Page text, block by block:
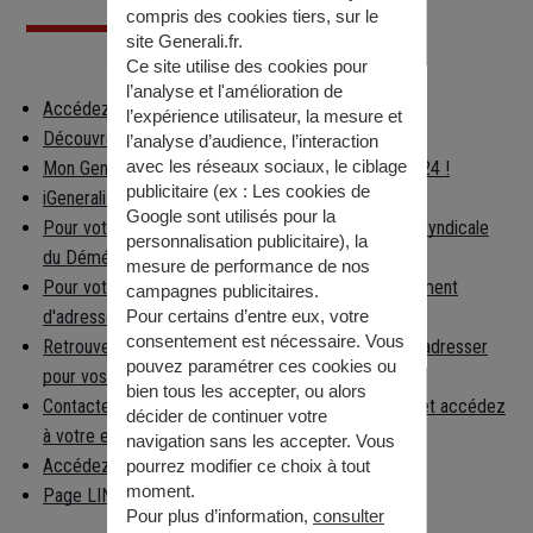
Accédez à votre espace client
Découvrez les applications Generali
Mon Generali : en relation avec votre assureur 24h/24 !
iGenerali : votre épargne dans votre poche !
Pour votre déménagement, consultez la Chambre Syndicale
du Déménagement
Pour votre déménagement, déclarez votre changement
d'adresse
Retrouvez facilement la préfecture à laquelle vous adresser
pour vos démarches
Contactez la caisse nationale d'Assurance Maladie et accédez
à votre espace per…
Accédez aux informations règlementaires
Page LINKEDIN
compris des cookies tiers, sur le
site Generali.fr.
Ce site utilise des cookies pour
l’analyse et l'amélioration de
l’expérience utilisateur, la mesure et
l’analyse d’audience, l’interaction
avec les réseaux sociaux, le ciblage
publicitaire (ex : Les cookies de
Google sont utilisés pour la
personnalisation publicitaire), la
mesure de performance de nos
campagnes publicitaires.
Pour certains d’entre eux, votre
consentement est nécessaire. Vous
pouvez paramétrer ces cookies ou
bien tous les accepter, ou alors
décider de continuer votre
navigation sans les accepter. Vous
pourrez modifier ce choix à tout
moment.
Pour plus d’information, consulter